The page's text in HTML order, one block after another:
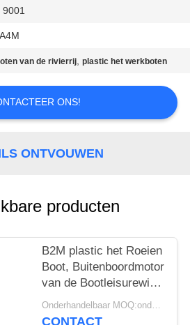
9001
van de rivierrij,plastic het werkboten
ONS!
ONTVOUWEN
producten
B2M plastic het Roeien
Boot, Buitenboordmotor
van de Bootleisurewith
van LLDPE de Kleine
Plastic
Onderhandelbaar MOQ:onderhandelingen
CONTACT